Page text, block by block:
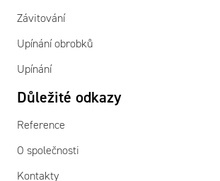
Závitování
Upínání obrobků
Upínání
Důležité odkazy
Reference
O společnosti
Kontakty